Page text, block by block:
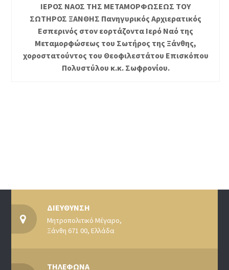
ΙΕΡΟΣ ΝΑΟΣ ΤΗΣ ΜΕΤΑΜΟΡΦΩΣΕΩΣ ΤΟΥ
ΣΩΤΗΡΟΣ ΞΑΝΘΗΣ Πανηγυρικός Αρχιερατικός
Εσπερινός στον εορτάζοντα Ιερό Ναό της
Μεταμορφώσεως του Σωτήρος της Ξάνθης,
χοροστατούντος του Θεοφιλεστάτου Επισκόπου
Πολυστύλου κ.κ. Σωφρονίου.
ΔΙΕΥΘΥΝΣΗ
Μητροπολιτικό Μέγαρο,
Ξάνθη 671 00, Ελλάδα
ΤΗΛΕΦΩΝΑ